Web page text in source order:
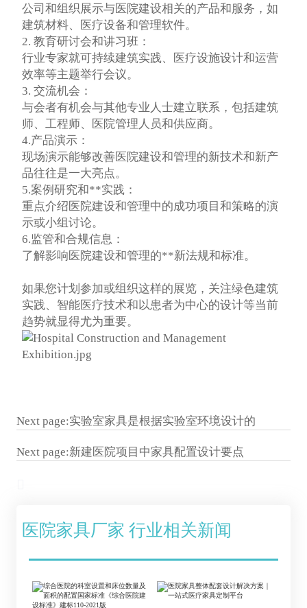
公司和组织展示与医院建设相关的产品和服务，如
建筑材料、医疗设备和管理软件。
2. 教育研讨会和讲习班：
行业专家就可持续建筑实践、医疗设施设计和运营
效率等主题举行会议。
3. 交流机会：
与会者有机会与其他专业人士建立联系，包括建筑
师、工程师、医院管理人员和供应商。
4.产品演示：
现场演示能够改善医院建设和管理的新技术和新产
品往往是一大亮点。
5.案例研究和**实践：
重点介绍医院建设和管理中的成功项目和策略的演
示或小组讨论。
6.监管和合规信息：
了解影响医院建设和管理的**新法规和标准。
如果您计划参加或组织这样的展览，关注绿色建筑
实践、智能医疗技术和以患者为中心的设计等当前
趋势就显得尤为重要。
Next page:实验室家具是根据实验室环境设计的
Next page:新建医院项目中家具配置设计要点
医院家具厂家 行业相关新闻